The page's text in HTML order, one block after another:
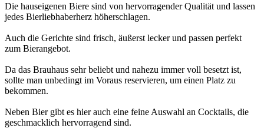
Die hauseigenen Biere sind von hervorragender Qualität und lassen
jedes Bierliebhaberherz höherschlagen.
Auch die Gerichte sind frisch, äußerst lecker und passen perfekt
zum Bierangebot.
Da das Brauhaus sehr beliebt und nahezu immer voll besetzt ist,
sollte man unbedingt im Voraus reservieren, um einen Platz zu
bekommen.
Neben Bier gibt es hier auch eine feine Auswahl an Cocktails, die
geschmacklich hervorragend sind.